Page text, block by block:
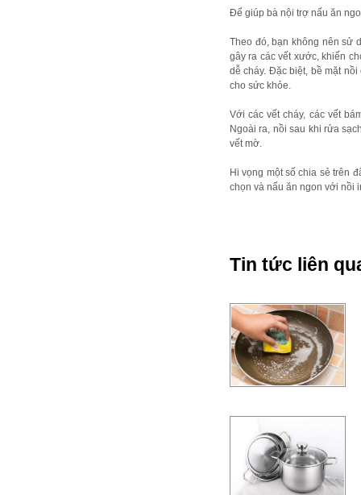
Để giúp bà nội trợ nấu ăn
Theo đó, bạn không nên sử
gây ra các vết xước, khiến
dễ cháy. Đặc biệt, bề mặt
cho sức khỏe.
Với các vết cháy, các vết
Ngoài ra, nồi sau khi rửa
vết mờ.
Hi vọng một số chia sẻ trên
chọn và nấu ăn ngon với nồi
Tin tức liên